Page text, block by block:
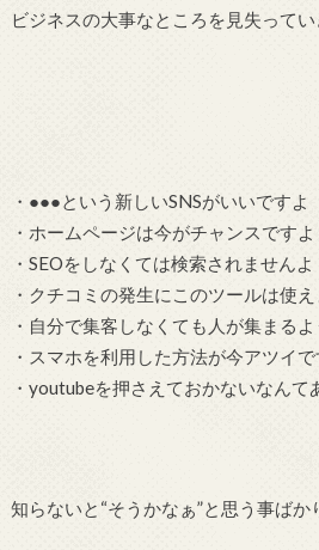
ビジネスの大事なところを見失ってい
・●●●という新しいSNSがいいですよ
・ホームページは今がチャンスですよ
・SEOをしなくては検索されませんよ
・クチコミの発生にこのツールは使
・自分で集客しなくても人が集まる
・スマホを利用した方法が今アツイで
・youtubeを押さえておかないなんて
知らないと“そうかなぁ”と思う事ばか